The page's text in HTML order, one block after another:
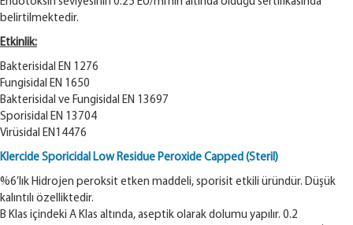
belirtilmektedir.
Etkinlik:
Bakterisidal EN 1276
Fungisidal EN 1650
Bakterisidal ve Fungisidal EN 13697
Sporisidal EN 13704
Virüsidal EN14476
Klercide Sporicidal Low Residue Peroxide Capped (Steril)
%6’lık Hidrojen peroksit etken maddeli, sporisit etkili üründür. Düşük
kalıntılı özelliktedir.
B Klas içindeki A Klas altında, aseptik olarak dolumu yapılır. 0.2